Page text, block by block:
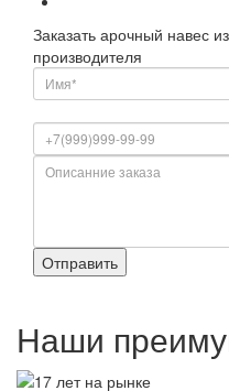
Заказать арочный навес
производителя
Наши